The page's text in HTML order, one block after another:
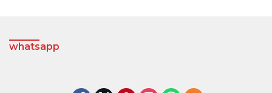
whatsapp